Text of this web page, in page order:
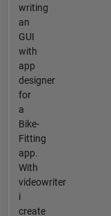
writing
an
GUI
with
app
designer
for
a
Bike-
Fitting
app.
With
videowriter
i
create